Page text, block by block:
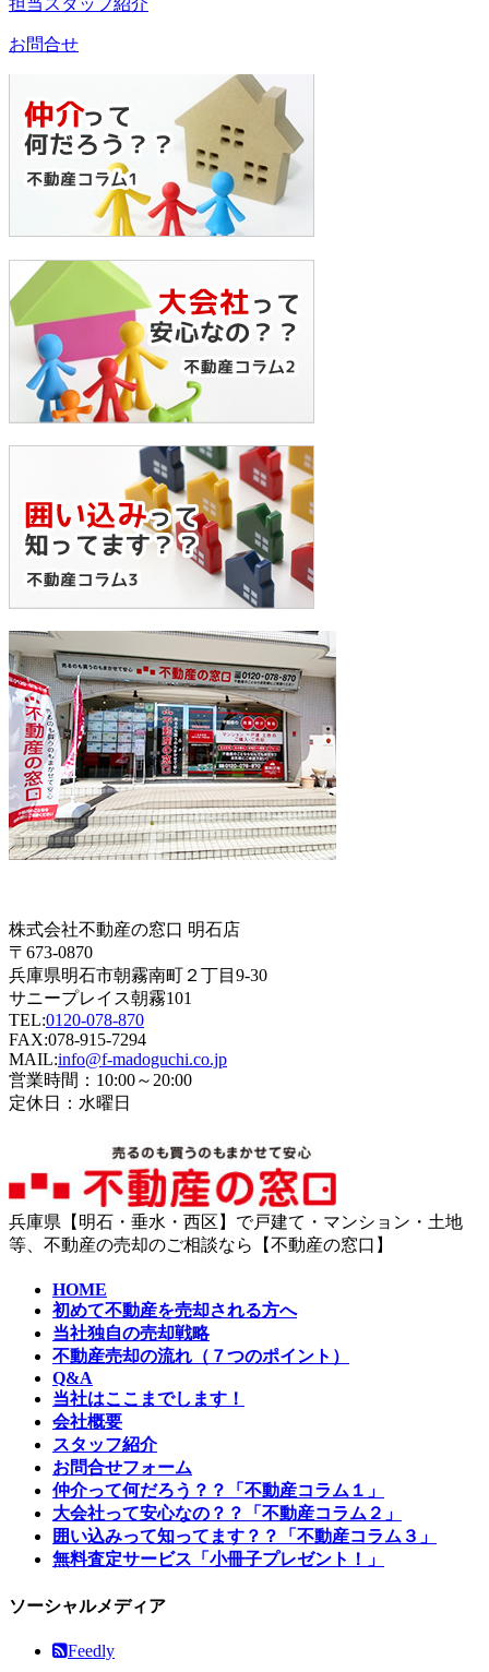
担当スタッフ紹介
お問合せ
株式会社不動産の窓口 明石店
〒673-0870
兵庫県明石市朝霧南町２丁目9-30
サニープレイス朝霧101
TEL:0120-078-870
FAX:078-915-7294
MAIL:info@f-madoguchi.co.jp
営業時間：10:00～20:00
定休日：水曜日
兵庫県【明石・垂水・西区】で戸建て・マンション・土地
等、不動産の売却のご相談なら【不動産の窓口】
HOME
初めて不動産を売却される方へ
当社独自の売却戦略
不動産売却の流れ（７つのポイント）
Q&A
当社はここまでします！
会社概要
スタッフ紹介
お問合せフォーム
仲介って何だろう？？「不動産コラム１」
大会社って安心なの？？「不動産コラム２」
囲い込みって知ってます？？「不動産コラム３」
無料査定サービス「小冊子プレゼント！」
ソーシャルメディア
Feedly